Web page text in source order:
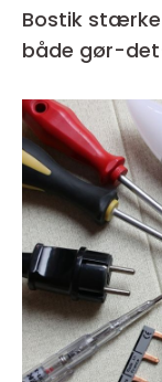
Bostik stærke lim- og klæbeløsninger til
både gør-